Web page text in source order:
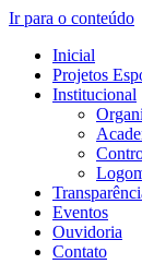
Ir para o conteúdo
Inicial
Projetos
Institucional
Eventos
Ouvidoria
Contato